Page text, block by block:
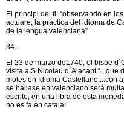
El principi del fi: “observando en
actuare, la práctica del idioma de
de la lengua valenciana”
34.
El 23 de marzo de1740, el bisbe
visita a S.Nicolau d´Alacant
motes en Idioma Castellano....con
se hallase en valenciano será
escrito, en una libra de esta
no es fa en catala!